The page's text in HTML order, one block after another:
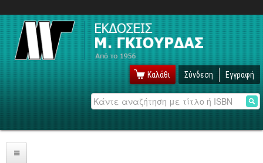
Καλάθι Σύνδεση Εγγραφή
Αναζήτηση